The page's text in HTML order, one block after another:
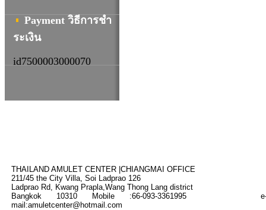
Payment วิธีการชํา
ระเงิน
id7500003000070
THAILAND AMULET CENTER |CHIANGMAI OFFICE
211/45 the City Villa, Soi Ladprao 126
Ladprao Rd, Kwang Prapla,Wang Thong Lang district
Bangkok 10310
Mobile :66-093-3361995
mail:amuletcenter@hotmail.com